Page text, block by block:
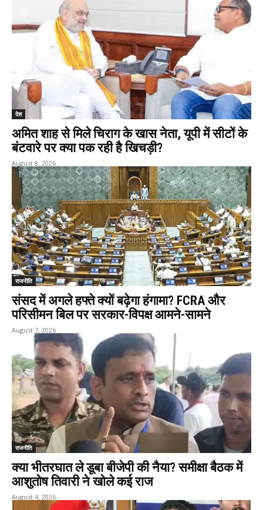
देश
अमित शाह से मिले चिराग के खास नेता, यूपी में सीटों के
बंटवारे पर क्या पक रही है खिचड़ी?
August 8, 2026
राजनीति
संसद में अगले हफ्ते क्यों बढ़ेगा हंगामा? FCRA और
परिसीमन बिल पर सरकार-विपक्ष आमने-सामने
August 7, 2026
राजनीति
क्या भीतरघात ले डूबा बीजेपी की नैया? समीक्षा बैठक में
आशुतोष तिवारी ने खोले कई राज
August 4, 2026